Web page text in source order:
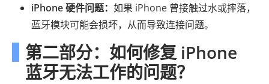
iPhone 硬件问题： 如果 iPhone 曾接触过水或摔落，
蓝牙模块可能会损坏，从而导致连接问题。
第二部分：如何修复 iPhone
蓝牙无法工作的问题？